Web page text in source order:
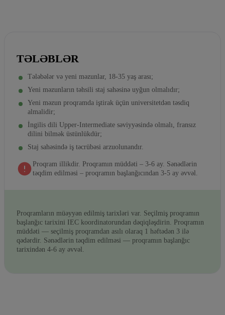
TƏLƏBLƏR
Tələbələr və yeni məzunlar, 18-35 yaş arası;
Yeni məzunların təhsili staj sahəsinə uyğun olmalıdır;
Yeni məzun proqramda iştirak üçün universitetdən təsdiq
almalidir;
İngilis dili Upper-Intermediate səviyyəsində olmalı, fransız
dilini bilmək üstünlükdür;
Staj sahəsində iş təcrübəsi arzuolunandır.
Proqram illikdir. Proqramın müddəti – 3-6 ay. Sənədlərin
təqdim edilməsi – proqramın başlanğıcından 3-5 ay əvvəl.
Proqramların müəyyən edilmiş tarixləri var. Seçilmiş proqramın
başlanğıc tarixini IEC koordinatorundan dəqiqləşdirin. Proqramın
müddəti — seçilmiş proqramdan asılı olaraq 1 həftədən 3 ilə
qədərdir. Sənədlərin təqdim edilməsi — proqramın başlanğıc
tarixindən 4-6 ay əvvəl.